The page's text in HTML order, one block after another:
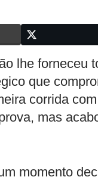
lhe forneceu
que
corrida
mas
momento